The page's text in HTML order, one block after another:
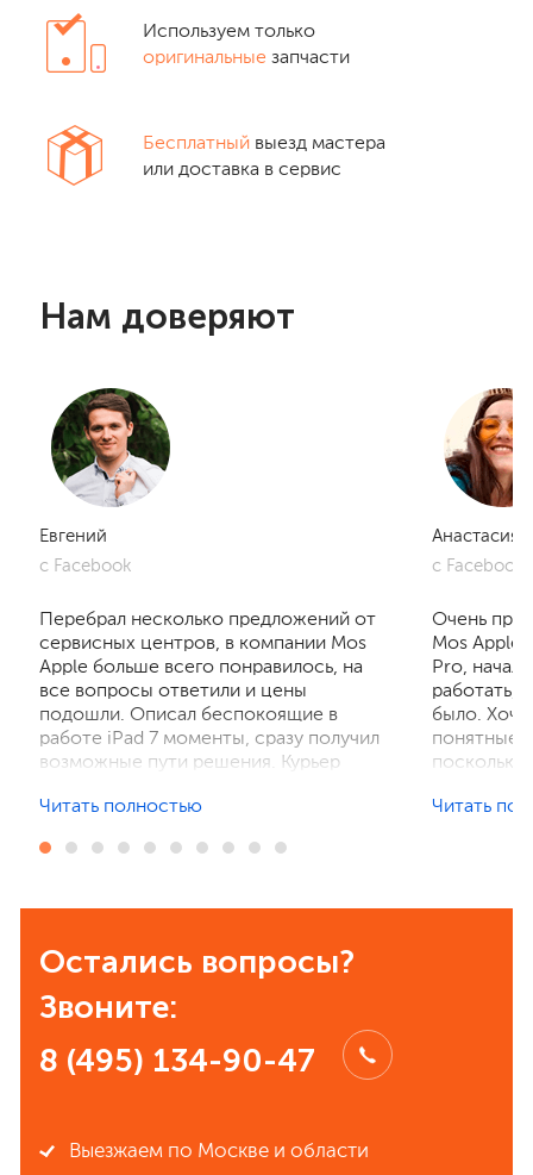
Используем только
оригинальные запчасти
Бесплатный выезд мастера
или доставка в сервис
Нам доверяют
Евгений
с Facebook
Перебрал несколько предложений от
сервисных центров, в компании Mos
Apple больше всего понравилось, на
все вопросы ответили и цены
подошли. Описал беспокоящие в
работе iPad 7 моменты, сразу получил
возможные пути решения. Курьер
отзвонились по итогам осмотра,
порадовал, без лишнего ожидания и
рекомендовать всем знакомым.
Читать полностью
Анастасия
с Facebook
Очень
Mos
Pro, начал
работать,
было. Хочу
понятные
поскольку
Читать
Остались вопросы?
Звоните:
8 (495) 134-90-47
Выезжаем по Москве и области